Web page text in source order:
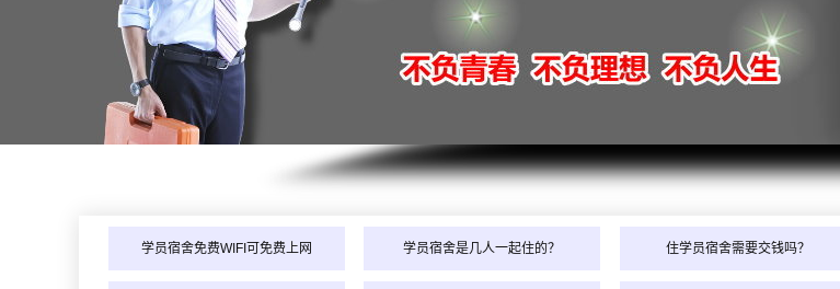
学员宿舍免费WIFI可免费上网 学员宿舍是几人一起住的？ 住学员宿舍需要交钱吗？